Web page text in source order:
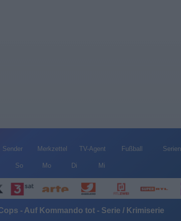
Sender Merkzettel TV-Agent Fußball Serien
So Mo Di Mi
- Auf Kommando tot - Serie / Krimiserie